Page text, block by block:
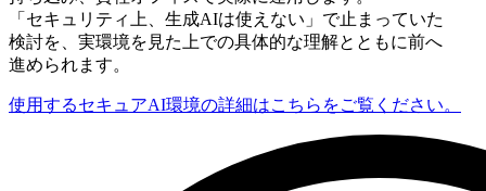
「セキュリティ上、 生成AIは使えない」で止まっていた
検討を、 実環境を 見た上での具体的な理解とともに前へ
進められます。
使用するセキュアAI環境の詳細はこちらをご覧ください。